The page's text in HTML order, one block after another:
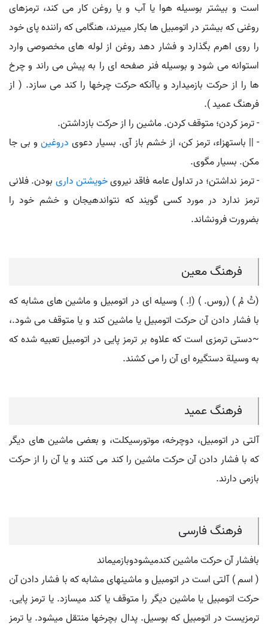
است و بیشتر بوسیله هوا یا آب و یا روغن کار می کند، ترمزهای
روغنی که بیشتر در اتومبیل ها بکار میبرند، هنگامی که راننده پای خود
را روی اهرم بگذارد و فشار دهد روغن از لوله های مخصوصی وارد
استوانه می شود و بوسیله فنر صفحه ای را به پیش می راند و چرخ
ها را از حرکت بازمیدارد و یاآنکه حرکت چرخها را کند می سازد. ( از
فرهنگ عمید ).
- ترمز کردن؛ متوقف کردن. ماشین را از حرکت بازداشتن.
- || باستهزاء، ترمز کن، از خشم باز آی. بسیار دعوی دروغین و بی جا
مکن. بسیار مگوی.
- ترمز نداشتن؛ در تداول عامه فاقد نیرویخویشتن داری بودن. فلانی
ترمز ندارد در مورد کسی گویند که نتواندهیجان و خشم خود را
بضرورت فرونشاند.
فرهنگ معین
(تُ مُ ) (روس. ) (اِ. ) وسیله ای در اتومبیل و ماشین های مشابه که
با فشار دادن آن حرکت اتومبیل یا ماشین کند و یا متوقف می شود.،
~دستی ترمزی است که علاوه بر ترمز پایی در اتومبیل تعبیه شده که
به وسیلة دستگیره ای آن را می کشند.
فرهنگ عمید
آلتی در اتومبیل، دوچرخه، موتورسیکلت، و بعضی ماشین های دیگر
که با فشار دادن آن حرکت ماشین را کند می کنند و یا آن را از حرکت
بازمی دارند.
فرهنگ فارسی
بافشار آن حرکت ماشین کندمیشودوبازمیماند
( اسم ) آلتی است در اتومبیل و ماشینهای مشابه که با فشار دادن آن
حرکت اتومبیل یا ماشین دیگر را متوقف یا کند میسازد. یا ترمز پایی.
ترمزیست در اتومبیل که بوسیل. پدال بچرخها منتقل میشود. یا ترمز